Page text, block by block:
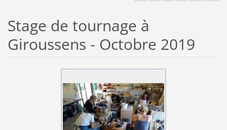
Stage de tournage à
Giroussens - Octobre 2019